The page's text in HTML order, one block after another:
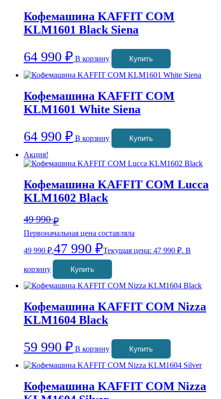
Кофемашина KAFFIT COM
KLM1601 Black Siena
64 990 ₽ В корзину Купить
Кофемашина KAFFIT COM
KLM1601 White Siena
64 990 ₽ В корзину
Купить
Акция!
Кофемашина KAFFIT COM Lucca
KLM1602 Black
49 990₽
Первоначальная цена составляла
49 990 ₽.47 990 ₽Текущая цена: 47 990 ₽. В
корзину Купить
Кофемашина KAFFIT COM Nizza
KLM1604 Black
59 990 ₽ В корзину Купить
Кофемашина KAFFIT COM Nizza